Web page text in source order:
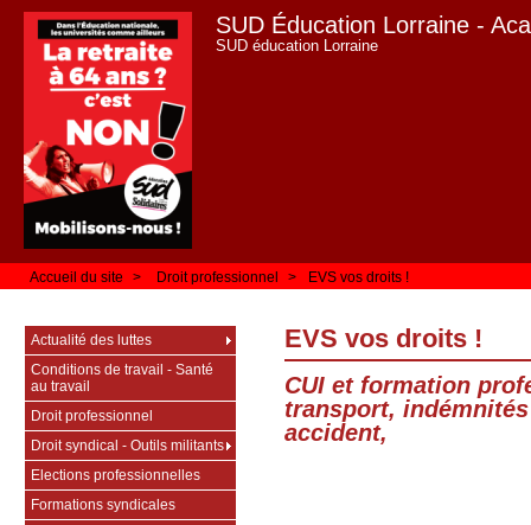
SUD Éducation Lorraine -
SUD éducation Lorraine
Accueil du site > Droit professionnel > EVS vos droits !
EVS vos droits !
CUI et formation
transport,
accident,
Actualité des luttes
Conditions de travail - Santé
au travail
Droit professionnel
Droit syndical - Outils militants
Elections professionnelles
Formations syndicales